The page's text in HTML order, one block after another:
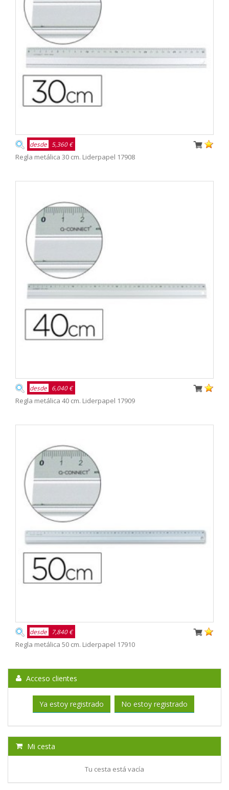
desde 5,360 €
Regla metálica 30 cm. Liderpapel 17908
desde 6,040 €
Regla metálica 40 cm. Liderpapel 17909
desde 7,840 €
Regla metálica 50 cm. Liderpapel 17910
Acceso clientes
Ya estoy registrado No estoy registrado
Mi cesta
Tu cesta está vacía